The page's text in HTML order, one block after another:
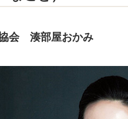
会 湊部屋おかみ